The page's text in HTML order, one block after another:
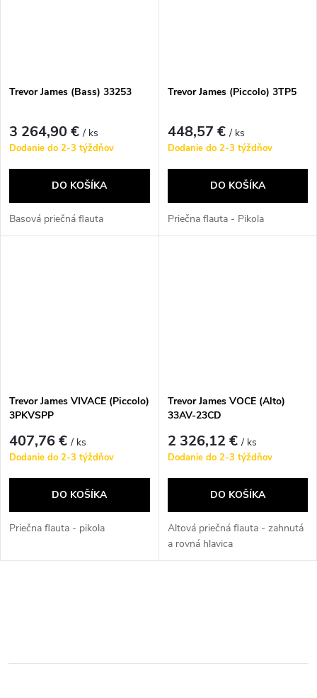
Trevor James (Bass) 33253
3 264,90 €/ ks
Dodanie do 2-3 týždňov
DO KOŠÍKA
Basová priečná flauta
Trevor James (Piccolo) 3TP5
448,57 €/ ks
Dodanie do 2-3 týždňov
DO KOŠÍKA
Priečna flauta - Pikola
Trevor James VIVACE (Piccolo)
3PKVSPP
407,76 €/ ks
Dodanie do 2-3 týždňov
DO KOŠÍKA
Priečna flauta - pikola
Trevor James VOCE (Alto)
33AV-23CD
2 326,12 €/ ks
Dodanie do 2-3 týždňov
DO KOŠÍKA
Altová priečná flauta - zahnutá
a rovná hlavica
l